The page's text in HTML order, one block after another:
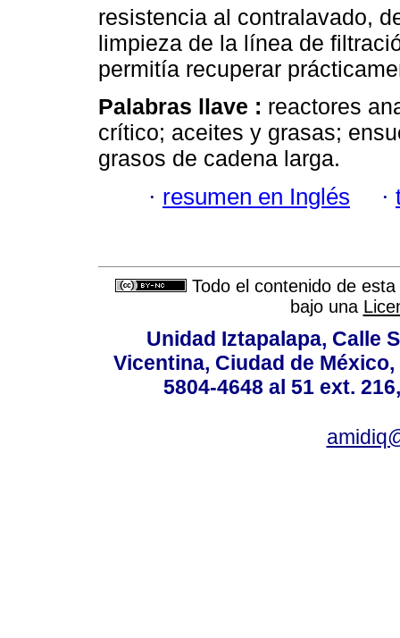
resistencia al contralavado,
limpieza de la línea de
permitía recuperar
Palabras llave : reactores
crítico; aceites y grasas;
grasos de cadena larga.
· resumen en Inglés ·
Todo el contenido de
bajo una
Unidad Iztapalapa, Calle
Vicentina, Ciudad de
5804-4648 al 51 ext.